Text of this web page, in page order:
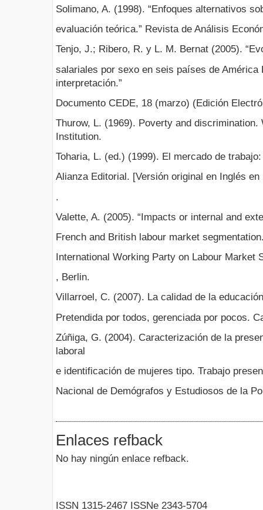
Solimano, A. (1998). “Enfoques alternativos
evaluación teórica.” Revista de Análisis
Tenjo, J.; Ribero, R. y L. M. Bernat (2005).
salariales por sexo en seis países de América
interpretación.”
Documento CEDE, 18 (marzo) (Edición
Thurow, L. (1969). Poverty and discrimination.
Institution.
Toharia, L. (ed.) (1999). El mercado de
Alianza Editorial. [Versión original en Inglés
.
Valette, A. (2005). “Impacts or internal and
French and British labour market
International Working Party on Labour Market
, Berlin.
Villarroel, C. (2007). La calidad de la
Pretendida por todos, gerenciada por pocos.
Zúñiga, G. (2004). Caracterización de la
laboral
e identificación de mujeres tipo. Trabajo
Nacional de Demógrafos y Estudiosos de la
Enlaces refback
No hay ningún enlace refback.
ISSN 1315-2467 ISSNe 2343-5704